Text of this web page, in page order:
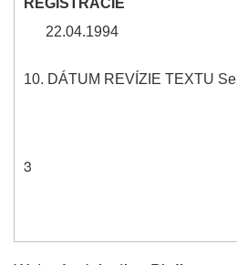
22.04.1994
10. DÁTUM REVÍZIE TEXTU
3